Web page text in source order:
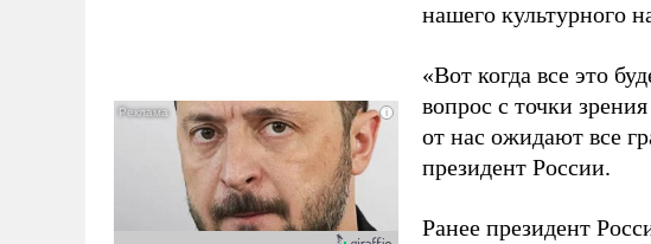
нашего культурного
«Вот когда все это
вопрос с точки
от нас ожидают все
президент России.
Ранее президент